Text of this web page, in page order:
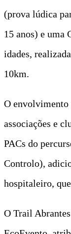
(prova lúdica
15 anos) e uma
idades,
10km.
O envolvimento
associações e
PACs do
Controlo),
hospitaleiro,
O Trail